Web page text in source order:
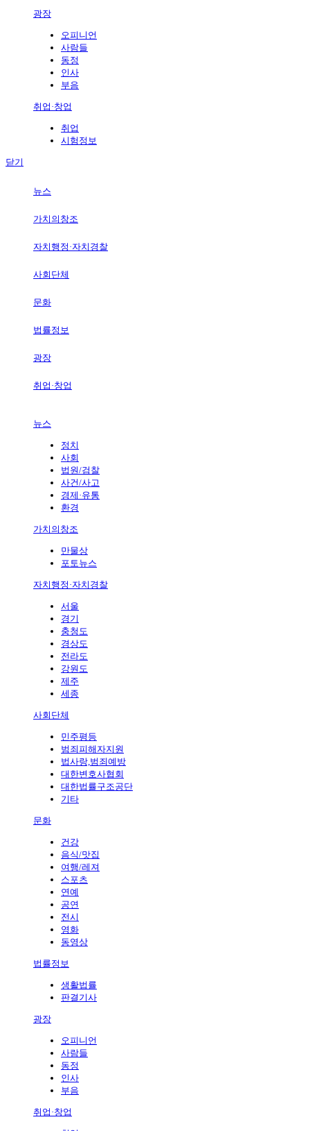
광장
오피니언
사람들
동정
인사
부음
취업·창업
취업
시험정보
닫기
뉴스
가치의창조
자치행정·자치경찰
사회단체
문화
법률정보
광장
취업·창업
뉴스
정치
사회
법원/검찰
사건/사고
경제·유통
환경
가치의창조
만물상
포토뉴스
자치행정·자치경찰
서울
경기
충청도
경상도
전라도
강원도
제주
세종
사회단체
민주평등
범죄피해자지원
법사랑,범죄예방
대한변호사협회
대한법률구조공단
기타
문화
건강
음식/맛집
여행/레져
스포츠
연예
공연
전시
영화
동영상
법률정보
생활법률
판결기사
광장
오피니언
사람들
동정
인사
부음
취업·창업